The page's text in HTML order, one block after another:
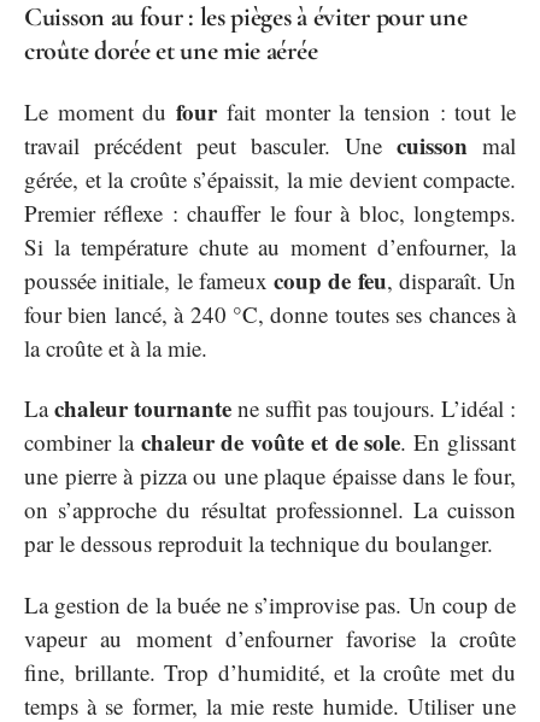
Cuisson au four : les pièges à éviter pour une
croûte dorée et une mie aérée
Le moment dufourfait monter la tension : tout le
travail précédent peut basculer. Une cuisson mal
gérée, et la croûte s’épaissit, la mie devient compacte.
Premier réflexe : chauffer le four à bloc, longtemps.
Si la température chute au moment d’enfourner, la
poussée initiale, le fameux coup de feu, disparaît. Un
four bien lancé, à 240 °C, donne toutes ses chances à
la croûte et à la mie.
Lachaleur tournante ne suffit pas toujours. L’idéal :
combiner la chaleur de voûte et de sole. En glissant
une pierre à pizza ou une plaque épaisse dans le four,
on s’approche du résultat professionnel. La cuisson
par le dessous reproduit la technique du boulanger.
La gestion de la buée ne s’improvise pas. Un coup de
vapeur au moment d’enfourner favorise la croûte
fine, brillante. Trop d’humidité, et la croûte met du
temps à se former, la mie reste humide. Utiliser une